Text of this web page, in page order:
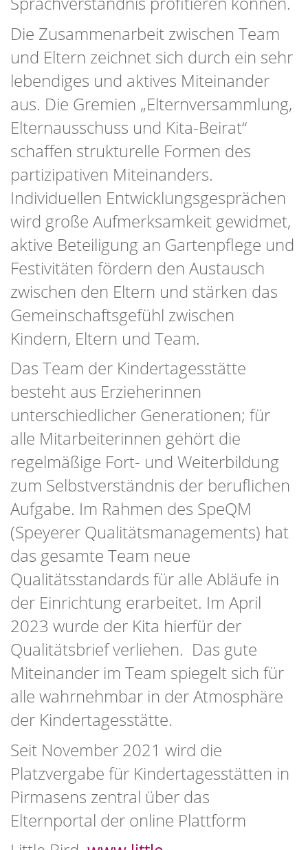
Die Zusammenarbeit zwischen Team
und Eltern zeichnet sich durch ein sehr
lebendiges und aktives Miteinander
aus. Die Gremien „Elternversammlung,
Elternausschuss und Kita-Beirat“
schaffen strukturelle Formen des
partizipativen Miteinanders.
Individuellen Entwicklungsgesprächen
wird große Aufmerksamkeit gewidmet,
aktive Beteiligung an Gartenpflege und
Festivitäten fördern den Austausch
zwischen den Eltern und stärken das
Gemeinschaftsgefühl zwischen
Kindern, Eltern und Team.
Das Team der Kindertagesstätte
besteht aus Erzieherinnen
unterschiedlicher Generationen; für
alle Mitarbeiterinnen gehört die
regelmäßige Fort- und Weiterbildung
zum Selbstverständnis der beruflichen
Aufgabe. Im Rahmen des SpeQM
(Speyerer Qualitätsmanagements) hat
das gesamte Team neue
Qualitätsstandards für alle Abläufe in
der Einrichtung erarbeitet. Im April
2023 wurde der Kita hierfür der
Qualitätsbrief verliehen. Das gute
Miteinander im Team spiegelt sich für
alle wahrnehmbar in der Atmosphäre
der Kindertagesstätte.
Seit November 2021 wird die
Platzvergabe für Kindertagesstätten in
Pirmasens zentral über das
Elternportal der online Plattform